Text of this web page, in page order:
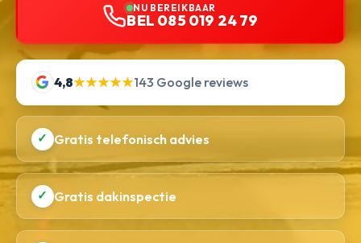
NU BEREIKBAAR
BEL 085 019 24 79
4,8★★★★★143 Google reviews
✓ Gratis telefonisch advies
✓ Gratis dakinspectie